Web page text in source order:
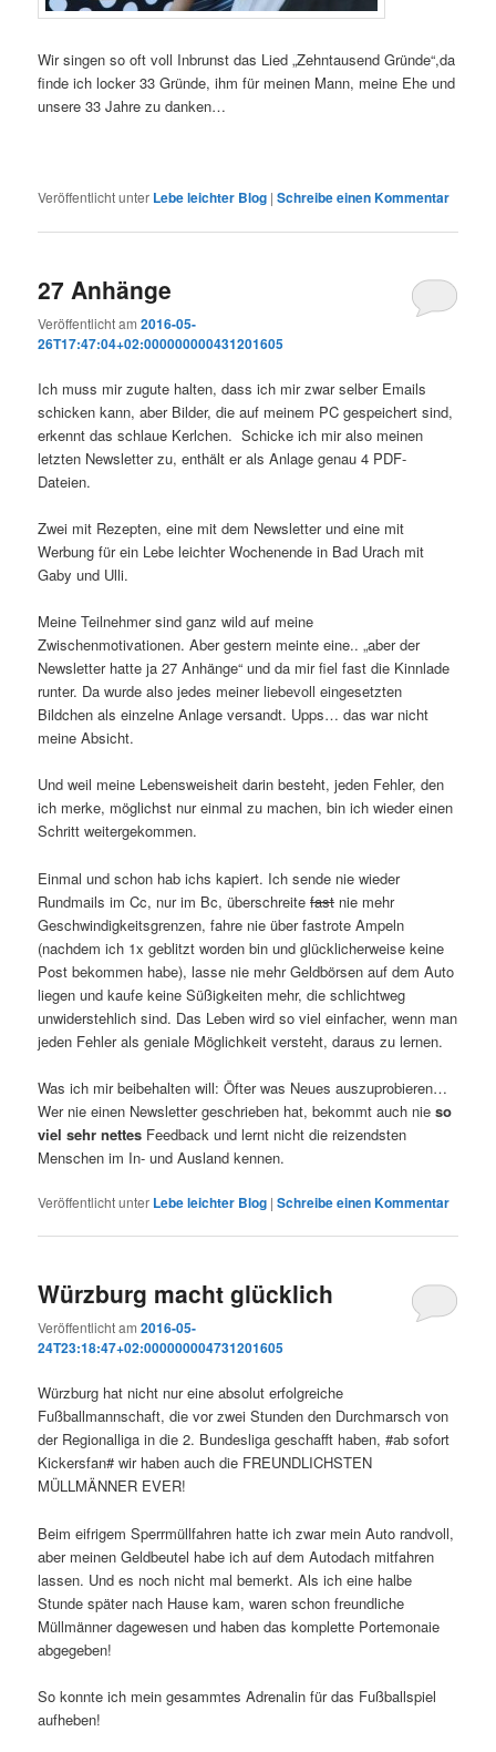
Wir singen so oft voll Inbrunst das Lied „Zehntausend Gründe“,da
finde ich locker 33 Gründe, ihm für meinen Mann, meine Ehe und
unsere 33 Jahre zu danken…
Veröffentlicht unter Lebe leichter Blog |Schreibe einen Kommentar
27 Anhänge
Veröffentlicht am2016-05-
26T17:47:04+02:000000000431201605
Ich muss mir zugute halten, dass ich mir zwar selber Emails
schicken kann, aber Bilder, die auf meinem PC gespeichert sind,
erkennt das schlaue Kerlchen. Schicke ich mir also meinen
letzten Newsletter zu, enthält er als Anlage genau 4 PDF-
Dateien.
Zwei mit Rezepten, eine mit dem Newsletter und eine mit
Werbung für ein Lebe leichter Wochenende in Bad Urach mit
Gaby und Ulli.
Meine Teilnehmer sind ganz wild auf meine
Zwischenmotivationen. Aber gestern meinte eine.. „aber der
Newsletter hatte ja 27 Anhänge“ und da mir fiel fast die Kinnlade
runter. Da wurde also jedes meiner liebevoll eingesetzten
Bildchen als einzelne Anlage versandt. Upps… das war nicht
meine Absicht.
Und weil meine Lebensweisheit darin besteht, jeden Fehler, den
ich merke, möglichst nur einmal zu machen, bin ich wieder einen
Schritt weitergekommen.
Einmal und schon hab ichs kapiert. Ich sende nie wieder
Rundmails im Cc, nur im Bc, überschreitefast nie mehr
Geschwindigkeitsgrenzen, fahre nie über fastrote Ampeln
(nachdem ich 1x geblitzt worden bin und glücklicherweise keine
Post bekommen habe), lasse nie mehr Geldbörsen auf dem Auto
liegen und kaufe keine Süßigkeiten mehr, die schlichtweg
unwiderstehlich sind. Das Leben wird so viel einfacher, wenn man
jeden Fehler als geniale Möglichkeit versteht, daraus zu lernen.
Was ich mir beibehalten will: Öfter was Neues auszuprobieren…
Wer nie einen Newsletter geschrieben hat, bekommt auch nieso
viel sehr nettes Feedback und lernt nicht die reizendsten
Menschen im In- und Ausland kennen.
Veröffentlicht unter Lebe leichter Blog |Schreibe einen Kommentar
Würzburg macht glücklich
Veröffentlicht am2016-05-
24T23:18:47+02:000000004731201605
Würzburg hat nicht nur eine absolut erfolgreiche
Fußballmannschaft, die vor zwei Stunden den Durchmarsch von
der Regionalliga in die 2. Bundesliga geschafft haben, #ab sofort
Kickersfan# wir haben auch die FREUNDLICHSTEN
MÜLLMÄNNER EVER!
Beim eifrigem Sperrmüllfahren hatte ich zwar mein Auto randvoll,
aber meinen Geldbeutel habe ich auf dem Autodach mitfahren
lassen. Und es noch nicht mal bemerkt. Als ich eine halbe
Stunde später nach Hause kam, waren schon freundliche
Müllmänner dagewesen und haben das komplette Portemonaie
abgegeben!
So konnte ich mein gesammtes Adrenalin für das Fußballspiel
aufheben!